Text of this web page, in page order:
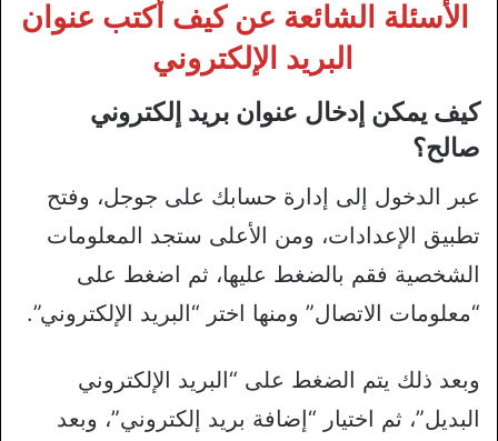
الأسئلة الشائعة عن كيف أكتب عنوان
البريد الإلكتروني
كيف يمكن إدخال عنوان بريد إلكتروني
صالح؟
عبر الدخول إلى إدارة حسابك على جوجل، وفتح
تطبيق الإعدادات، ومن الأعلى ستجد المعلومات
الشخصية فقم بالضغط عليها، ثم اضغط على
“معلومات الاتصال” ومنها اختر “البريد الإلكتروني”.
وبعد ذلك يتم الضغط على “البريد الإلكتروني
البديل”، ثم اختيار “إضافة بريد إلكتروني”، وبعد